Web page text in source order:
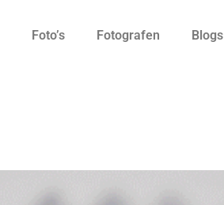
Foto’s Fotografen Blogs